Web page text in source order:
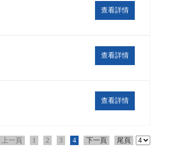
查看詳情
查看詳情
查看詳情
上一頁 1 2 3 4 下一頁 尾頁